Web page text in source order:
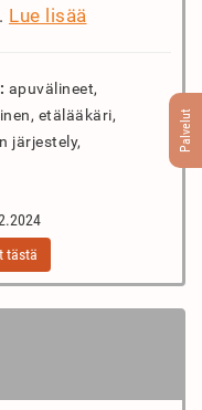
Palvelut
Lue lisää
apuvälineet,
etälääkäri,
järjestely,
tästä